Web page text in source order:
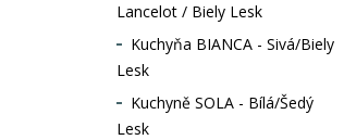
Lancelot / Biely Lesk
Kuchyňa BIANCA - Sivá/Biely
Lesk
Kuchyně SOLA - Bílá/Šedý
Lesk